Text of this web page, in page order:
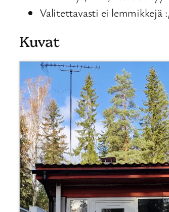
Valitettavasti ei lemmikkejä
Kuvat